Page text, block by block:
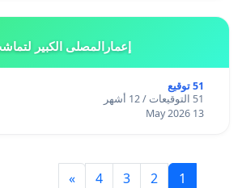
إعمارالمصلى الكبير
51 توقيع
51 التوقيعات / 12 أشهر
13 May 2026
1
2
3
4
»